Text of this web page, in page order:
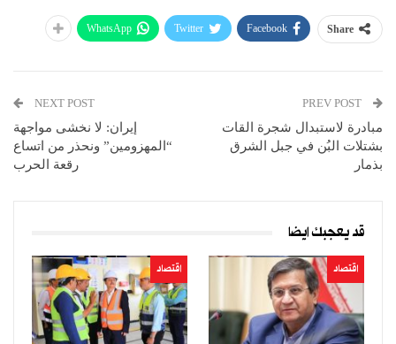
Share
Facebook
Twitter
WhatsApp
مبادرة لاستبدال شجرة القات
بشتلات البُن في جبل الشرق
بذمار
NEXT POST
إيران: لا نخشى مواجهة
“المهزومين” ونحذر من اتساع
رقعة الحرب
قد يعجبك ايضا
اقتصاد اقتصاد